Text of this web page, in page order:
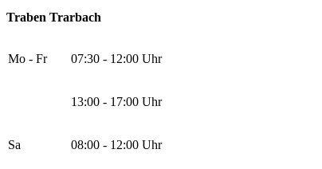
Traben Trarbach
Mo - Fr 07:30 - 12:00 Uhr
13:00 - 17:00 Uhr
Sa 08:00 - 12:00 Uhr